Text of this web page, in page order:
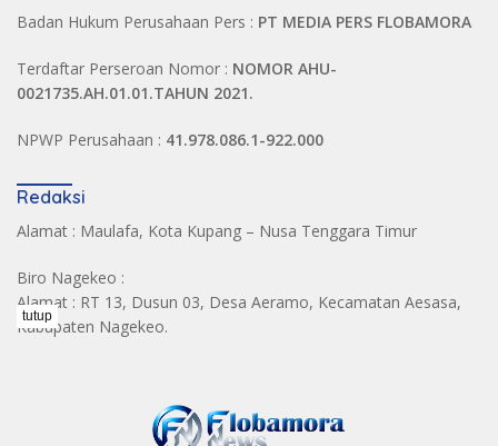
Badan Hukum Perusahaan Pers : PT MEDIA PERS FLOBAMORA
Terdaftar Perseroan Nomor : NOMOR AHU-
0021735.AH.01.01.TAHUN 2021.
NPWP Perusahaan : 41.978.086.1-922.000
Redaksi
Alamat : Maulafa, Kota Kupang – Nusa Tenggara Timur
Biro Nagekeo :
Alamat : RT 13, Dusun 03, Desa Aeramo, Kecamatan Aesasa,
Kabupaten Nagekeo.
tutup